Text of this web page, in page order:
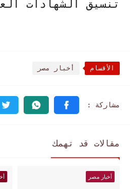
تنسيق الشهادات
الأقسام أخبار مصر
مقالات قد تهمك
أخبار مصر